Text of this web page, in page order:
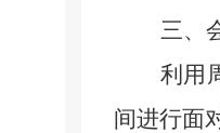
三、
利用
间进行面